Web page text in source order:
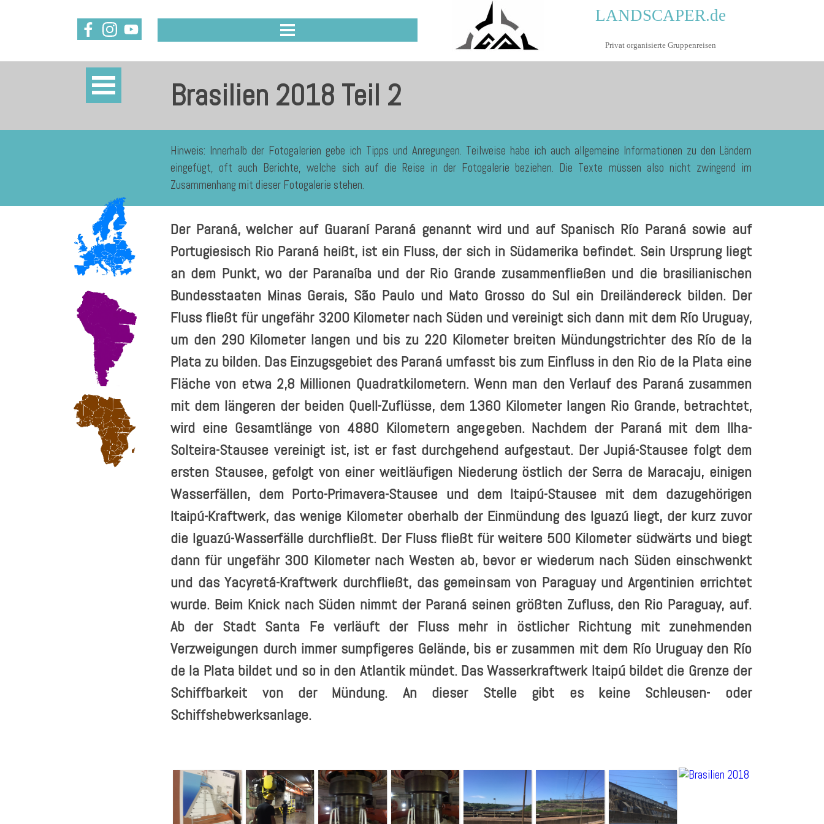
LANDSCAPER.de
Privat organisierte Gruppenreisen
Brasilien 2018 Teil 2
Hinweis: Innerhalb der Fotogalerien gebe ich Tipps und Anregungen. Teilweise habe ich auch allgemeine Informationen zu den Ländern
eingefügt, oft auch Berichte, welche sich auf die Reise in der Fotogalerie beziehen. Die Texte müssen also nicht zwingend im
Zusammenhang mit dieser Fotogalerie stehen.
Der Paraná, welcher auf Guaraní Paraná genannt wird und auf Spanisch Río Paraná sowie auf
Portugiesisch Rio Paraná heißt, ist ein Fluss, der sich in Südamerika befindet. Sein Ursprung liegt
an dem Punkt, wo der Paranaíba und der Rio Grande zusammenfließen und die brasilianischen
Bundesstaaten Minas Gerais, São Paulo und Mato Grosso do Sul ein Dreiländereck bilden. Der
Fluss fließt für ungefähr 3200 Kilometer nach Süden und vereinigt sich dann mit dem Río Uruguay,
um den 290 Kilometer langen und bis zu 220 Kilometer breiten Mündungstrichter des Río de la
Plata zu bilden. Das Einzugsgebiet des Paraná umfasst bis zum Einfluss in den Rio de la Plata eine
Fläche von etwa 2,8 Millionen Quadratkilometern. Wenn man den Verlauf des Paraná zusammen
mit dem längeren der beiden Quell-Zuflüsse, dem 1360 Kilometer langen Rio Grande, betrachtet,
wird eine Gesamtlänge von 4880 Kilometern angegeben. Nachdem der Paraná mit dem Ilha-
Solteira-Stausee vereinigt ist, ist er fast durchgehend aufgestaut. Der Jupiá-Stausee folgt dem
ersten Stausee, gefolgt von einer weitläufigen Niederung östlich der Serra de Maracaju, einigen
Wasserfällen, dem Porto-Primavera-Stausee und dem Itaipú-Stausee mit dem dazugehörigen
Itaipú-Kraftwerk, das wenige Kilometer oberhalb der Einmündung des Iguazú liegt, der kurz zuvor
die Iguazú-Wasserfälle durchfließt. Der Fluss fließt für weitere 500 Kilometer südwärts und biegt
dann für ungefähr 300 Kilometer nach Westen ab, bevor er wiederum nach Süden einschwenkt
und das Yacyretá-Kraftwerk durchfließt, das gemeinsam von Paraguay und Argentinien errichtet
wurde. Beim Knick nach Süden nimmt der Paraná seinen größten Zufluss, den Rio Paraguay, auf.
Ab der Stadt Santa Fe verläuft der Fluss mehr in östlicher Richtung mit zunehmenden
Verzweigungen durch immer sumpfigeres Gelände, bis er zusammen mit dem Río Uruguay den Río
de la Plata bildet und so in den Atlantik mündet. Das Wasserkraftwerk Itaipú bildet die Grenze der
Schiffbarkeit von der Mündung. An dieser Stelle gibt es keine Schleusen- oder
Schiffshebwerksanlage.